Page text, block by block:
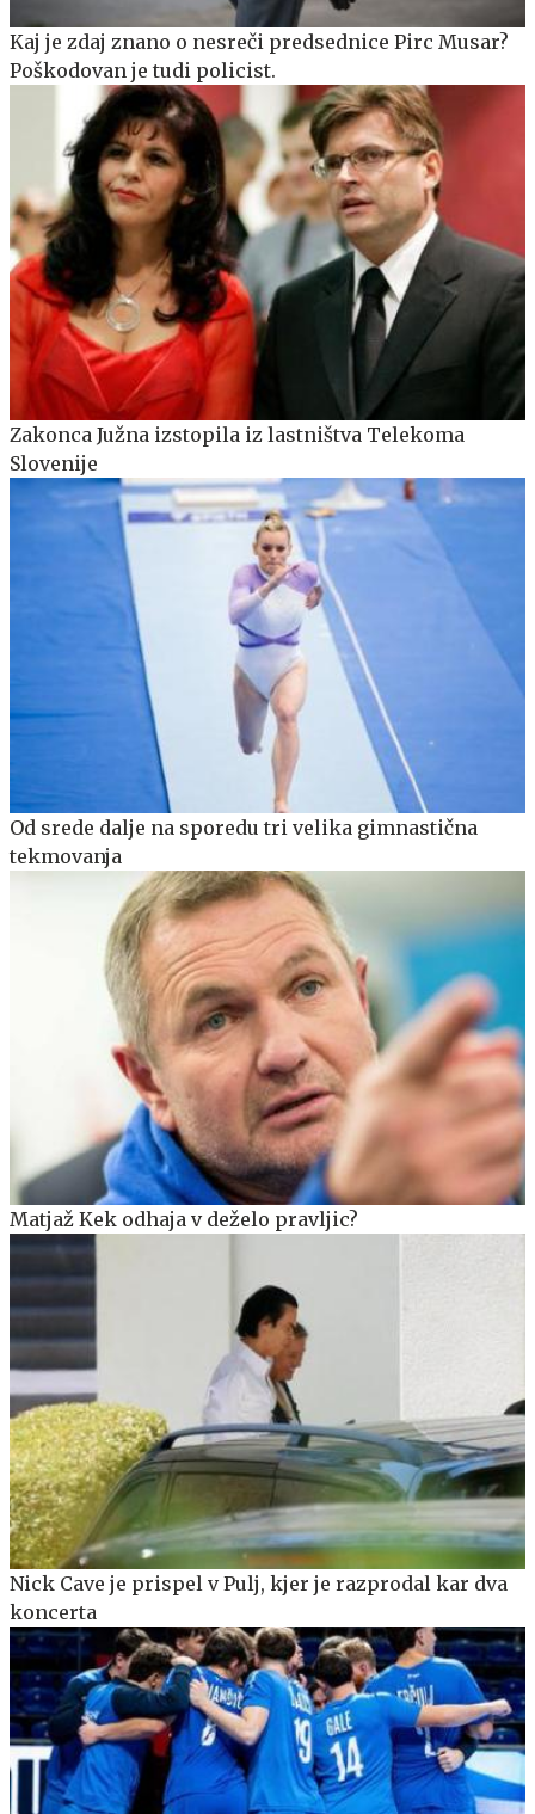
Kaj je zdaj znano o nesreči predsednice Pirc Musar?
Poškodovan je tudi policist.
Zakonca Južna izstopila iz lastništva Telekoma
Slovenije
Od srede dalje na sporedu tri velika gimnastična
tekmovanja
Matjaž Kek odhaja v deželo pravljic?
Nick Cave je prispel v Pulj, kjer je razprodal kar dva
koncerta